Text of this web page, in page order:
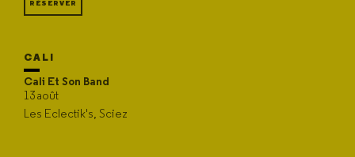
RÉSERVER
CALI
Cali Et Son Band
13 août
Les Eclectik's, Sciez